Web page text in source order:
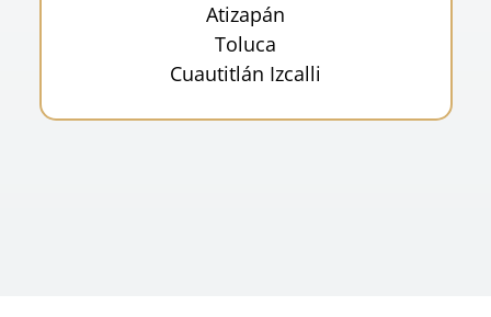
Atizapán
Toluca
Cuautitlán Izcalli